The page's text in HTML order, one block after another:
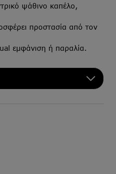
ψάθινο καπέλο,
προστασία από τον
εμφάνιση ή παραλία.